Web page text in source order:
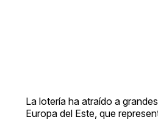
La lotería ha atraído a
Europa del Este, que